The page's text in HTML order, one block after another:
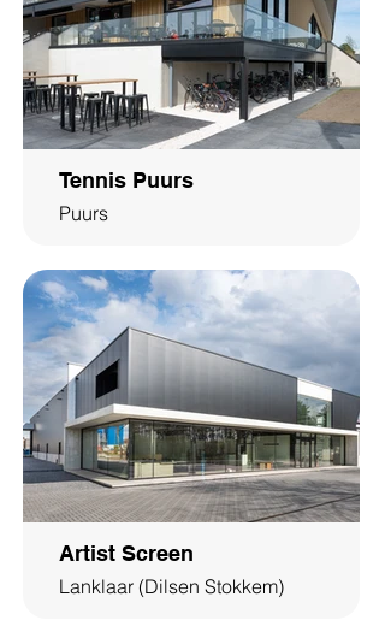
Tennis Puurs
Puurs
Artist Screen
Lanklaar (Dilsen Stokkem)